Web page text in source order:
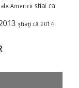
Americii stiai ca
ştiaţi că 2014